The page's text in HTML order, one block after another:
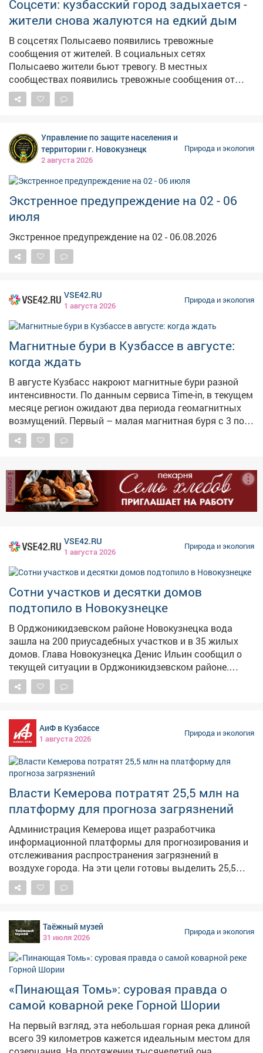
Соцсети: кузбасский город задыхается -
жители снова жалуются на едкий дым
В соцсетях Полысаево появились тревожные
сообщения от жителей. В социальных сетях
Полысаево жители бьют тревогу. В местных
сообществах появились тревожные сообщения от
жителей, гдегорожане жалуются на местный
асфальтовый завод.Предприятие,по их словам,
что в городе нечем дышать. К посту жители
приложили видеозапись, на которой действительно
заметны клубы густого чёрного дыма,
меры и надеются на вмешательство профильных
ведомств. Официальных комментариев от
администрации или завода на момент публикации не
поступило.
Управление по защите населения и
территории г. Новокузнецк
2 августа 2026
Природа и экология
Экстренное предупреждение на 02 - 06
июля
Экстренное предупреждение на 02 - 06.08.2026
VSE42.RU
1 августа 2026
Природа и экология
Магнитные бури в Кузбассе в августе:
когда ждать
В августе Кузбасс накроют магнитные бури разной
интенсивности. По данным сервиса Time-in, в текущем
месяце регион ожидают два периода геомагнитных
возмущений. Первый – малая магнитная буря с 3 по 5
августа. Второй, более мощный – умеренная
магнитная буря с 18 по 19 августа. Больше сильных
Специалисты традиционно рекомендуют в такие дни
больше отдыхать, избегать стрессов и пить больше
воды. Метеозависимым людям стоит быть особенно
внимательными к своему самочувствию.
реклама
VSE42.RU
1 августа 2026
Природа и экология
Сотни участков и десятки домов
подтопило в Новокузнецке
В Орджоникидзевском районе Новокузнецка вода
зашла на 200 приусадебных участков и в 35 жилых
домов. Глава Новокузнецка Денис Ильин сообщил о
текущей ситуации в Орджоникидзевском районе.
После обхода территории выявлено частичное
затопление 200 приусадебных участков и 35 домов –
вода. Для временного размещения развернуты два
пункта на 70 человек, но пока там находятся только
двое. На ликвидации последствий задействован 41
специалист и 21 единица техники, из них от МЧС –
шесть человек и две единицы. Спасатели и
сооружения, откачивают воду с придомовых
территорий, восстанавливают канал и чистят русло
писала о том, что район Новокузнецка уходит под
воду – жителям предложили переехать в ПВР.
АиФ в Кузбассе
1 августа 2026
Природа и экология
Власти Кемерова потратят 25,5 млн на
платформу для прогноза загрязнений
Администрация Кемерова ищет разработчика
информационной платформы для прогнозирования и
отслеживания распространения загрязнений в
воздухе города. На эти цели готовы выделить 25,5
миллиона рублей. Об этом сообщает ngs42.ru.
Платформа должна работать на основе данных о
интерактивный виджет. Заявки принимаются до 10
августа, победителя определят 12 августа. Сейчас у
жителей Кемерова нет официального источника для
мониторинга качества воздуха. Горожане пользуются
сторонними сайтами или платформой Минэкологии,
где публикуют информацию о режимах НМУ.
Таёжный музей
31 июля 2026
Природа и экология
«Пинающая Томь»: суровая правда о
самой коварной реке Горной Шории
На первый взгляд, эта небольшая горная река длиной
всего 39 километров кажется идеальным местом для